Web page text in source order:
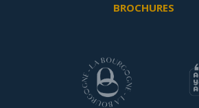
BROCHURES